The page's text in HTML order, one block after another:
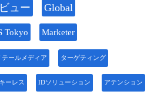
ュー Global
Tokyo Marketer
テールメディア ターゲティング
ーレス IDソリューション アテンション